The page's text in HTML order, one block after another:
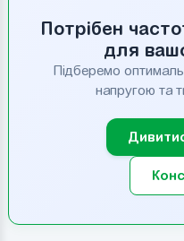
Потрібен
для
Підберемо
напругою та